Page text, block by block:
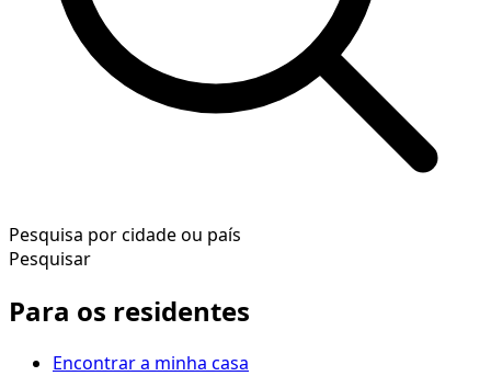
Pesquisa por cidade ou país
Pesquisar
Para os residentes
Encontrar a minha casa